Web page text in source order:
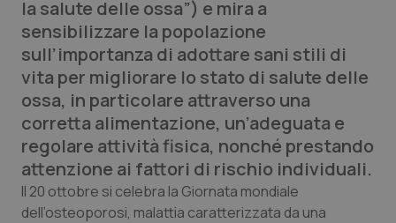
QS Pro
Professionisti Sanitari.AI
Abruzzo
Basilicata
Calabria
QS Pro Gold
Artrite & artrosi
Asma & BPCO
QS Club Newsletter
la salute delle ossa”) e mira a
sensibilizzare la popolazione
sull’importanza di adottare sani stili di
vita per migliorare lo stato di salute delle
ossa, in particolare attraverso una
corretta alimentazione, un’adeguata e
regolare attività fisica, nonché prestando
attenzione ai fattori di rischio individuali.
Il 20 ottobre si celebra la Giornata mondiale
dell’osteoporosi, malattia caratterizzata da una